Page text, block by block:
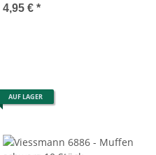
Stück
4,95 €*
AUF LAGER